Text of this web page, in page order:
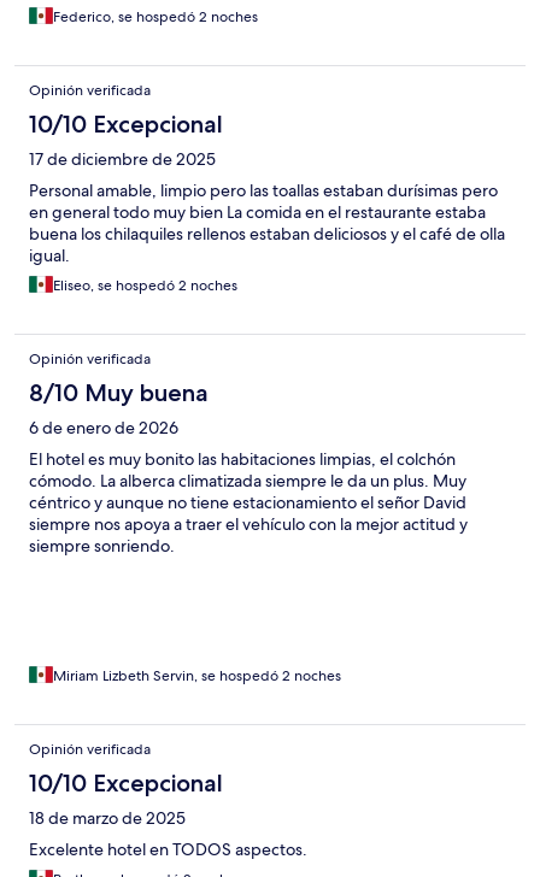
Federico, se hospedó 2 noches
Opinión verificada
10/10 Excepcional
17 de diciembre de 2025
Personal amable, limpio pero las toallas estaban durísimas pero
en general todo muy bien La comida en el restaurante estaba
buena los chilaquiles rellenos estaban deliciosos y el café de olla
igual.
Eliseo, se hospedó 2 noches
Opinión verificada
8/10 Muy buena
6 de enero de 2026
El hotel es muy bonito las habitaciones limpias, el colchón
cómodo. La alberca climatizada siempre le da un plus. Muy
céntrico y aunque no tiene estacionamiento el señor David
siempre nos apoya a traer el vehículo con la mejor actitud y
siempre sonriendo.
Miriam Lizbeth Servin, se hospedó 2 noches
Opinión verificada
10/10 Excepcional
18 de marzo de 2025
Excelente hotel en TODOS aspectos.